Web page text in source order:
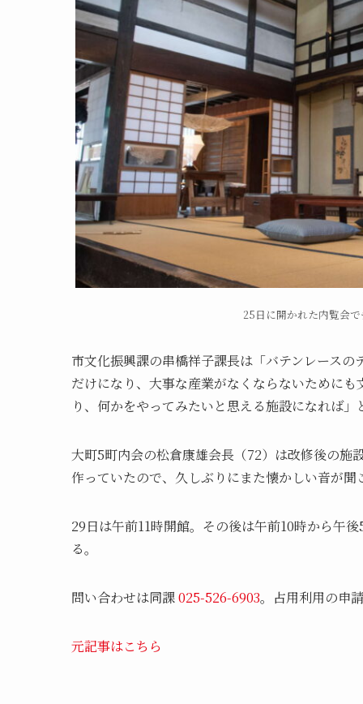
25日に開かれた内覧会
市文化振興課の串橋祥子課長は「バテンレース
だけになり、大事な産業がなくならないために
り、何かをやってみたいと思える施設になれば」
大町5町内会の松倉康雄会長（72）は改修後の施
作っていたので、久しぶりにまた懐かしい音が
29日は午前11時開館。その後は午前10時から午
る。
問い合わせは同課025-526-6903。占用利用の申
元記事はこちら